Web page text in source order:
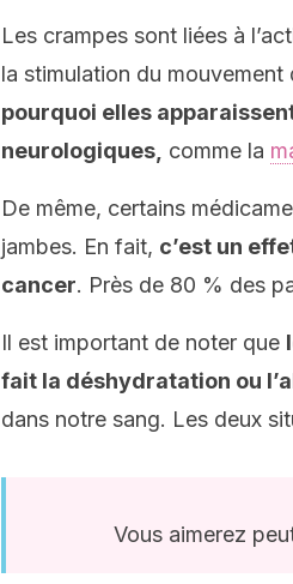
Les crampes sont liées à
la stimulation du
pourquoi elles
neurologiques, comme la
De même, certains
jambes. En fait, c’est un
cancer. Près de 80 % des
Il est important de noter que
fait la déshydratation ou
dans notre sang. Les deux
Vous aimerez